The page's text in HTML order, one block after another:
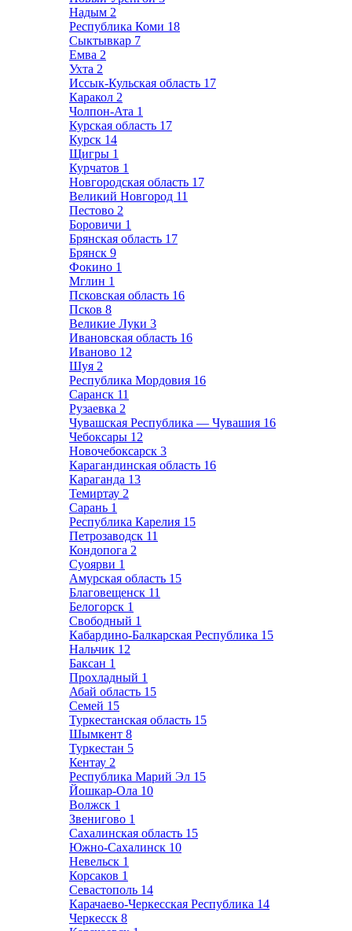
Надым 2
Республика Коми 18
Сыктывкар 7
Емва 2
Ухта 2
Иссык-Кульская область 17
Каракол 2
Чолпон-Ата 1
Курская область 17
Курск 14
Щигры 1
Курчатов 1
Новгородская область 17
Великий Новгород 11
Пестово 2
Боровичи 1
Брянская область 17
Брянск 9
Фокино 1
Мглин 1
Псковская область 16
Псков 8
Великие Луки 3
Ивановская область 16
Иваново 12
Шуя 2
Республика Мордовия 16
Саранск 11
Рузаевка 2
Чувашская Республика — Чувашия 16
Чебоксары 12
Новочебоксарск 3
Карагандинская область 16
Караганда 13
Темиртау 2
Сарань 1
Республика Карелия 15
Петрозаводск 11
Кондопога 2
Суоярви 1
Амурская область 15
Благовещенск 11
Белогорск 1
Свободный 1
Кабардино-Балкарская Республика 15
Нальчик 12
Баксан 1
Прохладный 1
Абай область 15
Семей 15
Туркестанская область 15
Шымкент 8
Туркестан 5
Кентау 2
Республика Марий Эл 15
Йошкар-Ола 10
Волжск 1
Звенигово 1
Сахалинская область 15
Южно-Сахалинск 10
Невельск 1
Корсаков 1
Севастополь 14
Карачаево-Черкесская Республика 14
Черкесск 8